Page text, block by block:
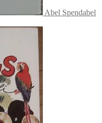
Abel Spendabel